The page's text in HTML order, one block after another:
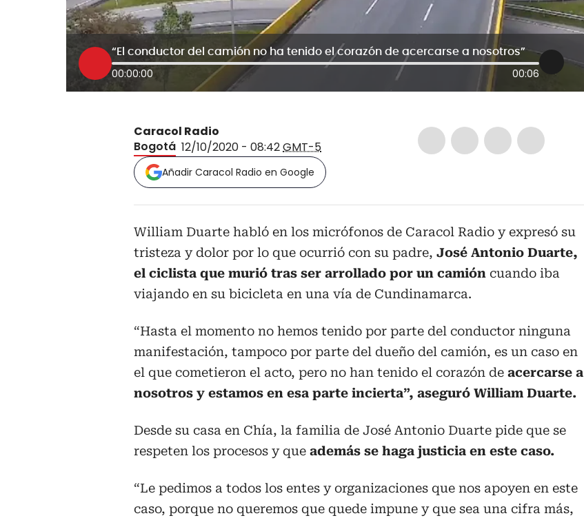
“El conductor del camión no ha tenido el corazón de acercarse a nosotros”
00:00:00 00:06
Caracol Radio
Bogotá 12/10/2020 - 08:42GMT-5
Añadir Caracol Radio en Google
William Duarte habló en los micrófonos de Caracol Radio y expresó su
tristeza y dolor por lo que ocurrió con su padre, José Antonio Duarte,
el ciclista que murió tras ser arrollado por un camión cuando iba
viajando en su bicicleta en una vía de Cundinamarca.
“Hasta el momento no hemos tenido por parte del conductor ninguna
manifestación, tampoco por parte del dueño del camión, es un caso en
el que cometieron el acto, pero no han tenido el corazón de acercarse a
nosotros y estamos en esa parte incierta”, aseguró William Duarte.
Desde su casa en Chía, la familia de José Antonio Duarte pide que se
respeten los procesos y que además se haga justicia en este caso.
“Le pedimos a todos los entes y organizaciones que nos apoyen en este
caso, porque no queremos que quede impune y que sea una cifra más,